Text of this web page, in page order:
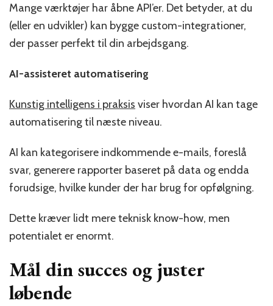
Mange værktøjer har åbne API’er. Det betyder, at du
(eller en udvikler) kan bygge custom-integrationer,
der passer perfekt til din arbejdsgang.
AI-assisteret automatisering
Kunstig intelligens i praksis viser hvordan AI kan tage
automatisering til næste niveau.
AI kan kategorisere indkommende e-mails, foreslå
svar, generere rapporter baseret på data og endda
forudsige, hvilke kunder der har brug for opfølgning.
Dette kræver lidt mere teknisk know-how, men
potentialet er enormt.
Mål din succes og juster
løbende